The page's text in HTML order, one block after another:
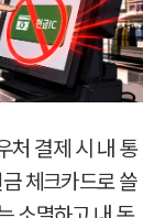
처 결제 시 내 통
체크카드로 쓸